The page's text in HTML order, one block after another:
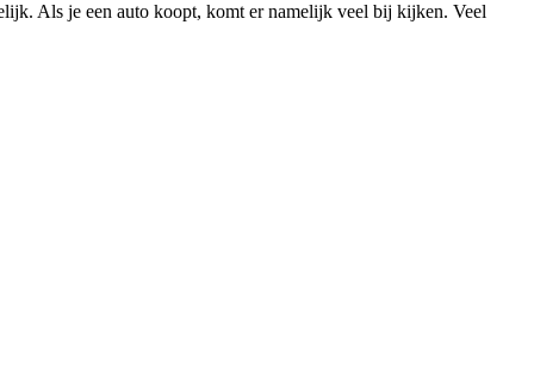
Als je een auto koopt, komt er namelijk veel bij kijken. Veel